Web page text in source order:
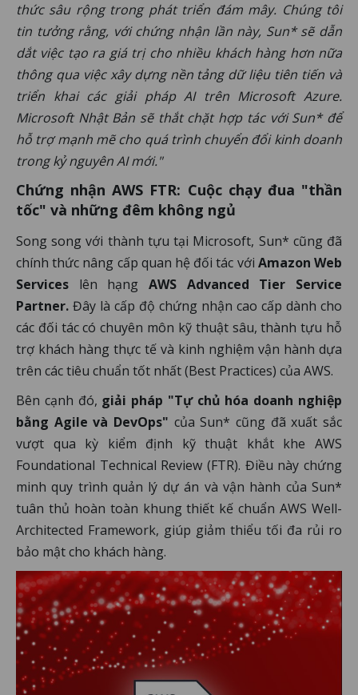
thức sâu rộng trong phát triển đám mây. Chúng tôi
tin tưởng rằng, với chứng nhận lần này, Sun* sẽ dẫn
dắt việc tạo ra giá trị cho nhiều khách hàng hơn nữa
thông qua việc xây dựng nền tảng dữ liệu tiên tiến và
triển khai các giải pháp AI trên Microsoft Azure.
Microsoft Nhật Bản sẽ thắt chặt hợp tác với Sun* để
hỗ trợ mạnh mẽ cho quá trình chuyển đổi kinh doanh
trong kỷ nguyên AI mới."
Chứng nhận AWS FTR: Cuộc chạy đua "thần
tốc" và những đêm không ngủ
Song song với thành tựu tại Microsoft, Sun* cũng đã
chính thức nâng cấp quan hệ đối tác với Amazon Web
Services lên hạng AWS Advanced Tier Service
Partner. Đây là cấp độ chứng nhận cao cấp dành cho
các đối tác có chuyên môn kỹ thuật sâu, thành tựu hỗ
trợ khách hàng thực tế và kinh nghiệm vận hành dựa
trên các tiêu chuẩn tốt nhất (Best Practices) của AWS.
Bên cạnh đó, giải pháp "Tự chủ hóa doanh nghiệp
bằng Agile và DevOps" của Sun* cũng đã xuất sắc
vượt qua kỳ kiểm định kỹ thuật khắt khe AWS
Foundational Technical Review (FTR). Điều này chứng
minh quy trình quản lý dự án và vận hành của Sun*
tuân thủ hoàn toàn khung thiết kế chuẩn AWS Well-
Architected Framework, giúp giảm thiểu tối đa rủi ro
bảo mật cho khách hàng.